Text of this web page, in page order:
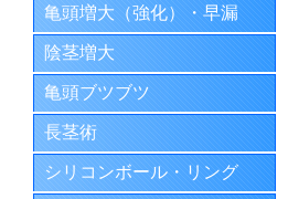
亀頭増大（強化）・早漏
陰茎増大
亀頭ブツブツ
長茎術
シリコンボール・リング